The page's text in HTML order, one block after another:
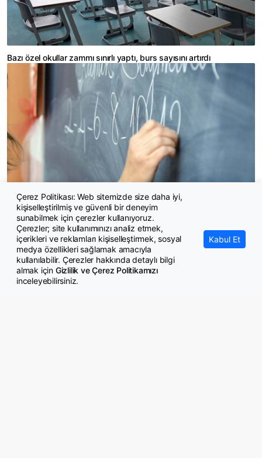
Bazı özel okullar zammı sınırlı yaptı, burs sayısını artırdı
Ücretli öğretmene kadro yok
Çerez Politikası: Web sitemizde size daha iyi,
kişiselleştirilmiş ve güvenli bir deneyim
sunabilmek için çerezler kullanıyoruz.
Çerezler; site kullanımınızı analiz etmek,
içerikleri ve reklamları kişiselleştirmek, sosyal
medya özellikleri sağlamak amacıyla
kullanılabilir. Çerezler hakkında detaylı bilgi
almak için Gizlilik ve Çerez Politikamızı
inceleyebilirsiniz.
Kabul Et